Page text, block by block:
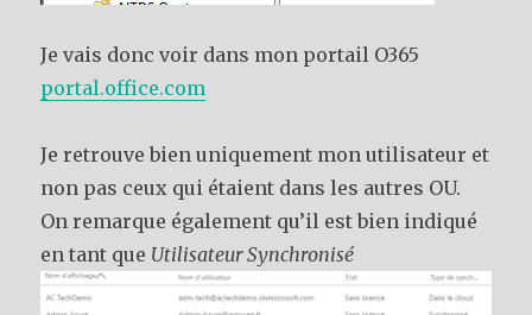
Je vais donc voir dans mon portail O365
portal.office.com
Je retrouve bien uniquement mon utilisateur et
non pas ceux qui étaient dans les autres OU.
On remarque également qu’il est bien indiqué
en tant que Utilisateur Synchronisé